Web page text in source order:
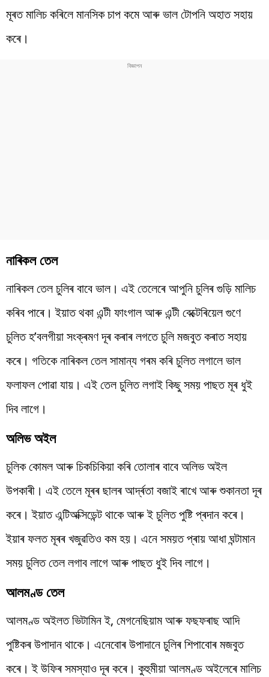
মূৰত মালিচ কৰিলে মানসিক চাপ কমে আৰু ভাল টোপনি অহাত সহায়
কৰে।
নাৰিকল তেল
নাৰিকল তেল চুলিৰ বাবে ভাল। এই তেলেৰে আপুনি চুলিৰ গুড়ি মালিচ
কৰিব পাৰে। ইয়াত থকা এন্টী ফাংগাল আৰু এন্টী বেক্টেৰিয়েল গুণে
চুলিত হ’বলগীয়া সংক্ৰমণ দূৰ কৰাৰ লগতে চুলি মজবুত কৰাত সহায়
কৰে। গতিকে নাৰিকল তেল সামান্য গৰম কৰি চুলিত লগালে ভাল
ফলাফল পোৱা যায়। এই তেল চুলিত লগাই কিছু সময় পাছত মূৰ ধুই
দিব লাগে।
অলিভ অইল
চুলিক কোমল আৰু চিকচিকিয়া কৰি তোলাৰ বাবে অলিভ অইল
উপকাৰী। এই তেলে মূৰৰ ছালৰ আৰ্দ্ৰতা বজাই ৰাখে আৰু শুকানতা দূৰ
কৰে। ইয়াত এন্টিঅক্সিডেন্ট থাকে আৰু ই চুলিত পুষ্টি প্ৰদান কৰে।
ইয়াৰ ফলত মূৰৰ খজুৱতিও কম হয়। এনে সময়ত প্ৰায় আধা ঘন্টামান
সময় চুলিত তেল লগাব লাগে আৰু পাছত ধুই দিব লাগে।
আলমণ্ড তেল
আলমণ্ড অইলত ভিটামিন ই, মেগনেছিয়াম আৰু ফছফৰাছ আদি
পুষ্টিকৰ উপাদান থাকে। এনেবোৰ উপাদানে চুলিৰ শিপাবোৰ মজবুত
কৰে। ই উফিৰ সমস্যাও দূৰ কৰে। কুহুমীয়া আলমণ্ড অইলেৰে মালিচ